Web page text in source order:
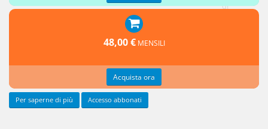
di
48,00 € MENSILI
Acquista ora
Per saperne di più Accesso abbonati